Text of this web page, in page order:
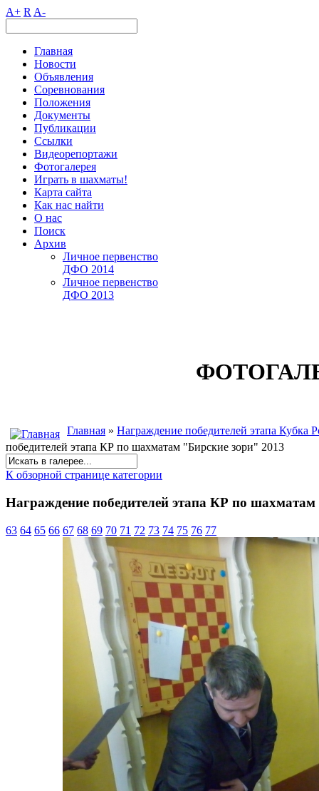
A+ R A-
Главная
Новости
Объявления
Соревнования
Положения
Документы
Публикации
Ссылки
Видеорепортажи
Фотогалерея
Играть в шахматы!
Карта сайта
Как нас найти
О нас
Поиск
Архив
Личное первенство
ДФО 2014
Личное первенство
ДФО 2013
Главная » Награждение победителей этапа Кубка
победителей этапа КР по шахматам "Бирские зори" 2013
К обзорной странице категории
Награждение победителей этапа КР по
63 64 65 66 67 68 69 70 71 72 73 74 75 76 77